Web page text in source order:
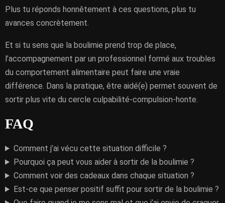
Plus tu réponds honnêtement à ces questions, plus tu
avances concrètement.
Et si tu sens que la boulimie prend trop de place,
l’accompagnement par un professionnel formé aux troubles
du comportement alimentaire peut faire une vraie
différence. Dans la pratique, être aidé(e) permet souvent de
sortir plus vite du cercle culpabilité-compulsion-honte.
FAQ
Comment j’ai vécu cette situation difficile ?
Pourquoi ça peut vous aider à sortir de la boulimie ?
Comment voir des cadeaux dans chaque situation ?
Est-ce que penser positif suffit pour sortir de la boulimie ?